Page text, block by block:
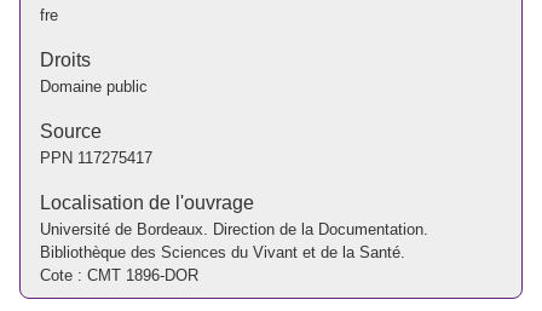
fre
Droits
Domaine public
Source
PPN 117275417
Localisation de l'ouvrage
Université de Bordeaux. Direction de la Documentation.
Bibliothèque des Sciences du Vivant et de la Santé.
Cote : CMT 1896-DOR